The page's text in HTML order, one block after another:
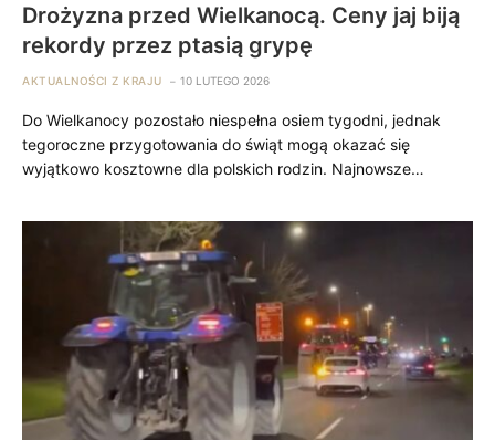
Drożyzna przed Wielkanocą. Ceny jaj biją
rekordy przez ptasią grypę
AKTUALNOŚCI Z KRAJU 10 LUTEGO 2026
Do Wielkanocy pozostało niespełna osiem tygodni, jednak
tegoroczne przygotowania do świąt mogą okazać się
wyjątkowo kosztowne dla polskich rodzin. Najnowsze…